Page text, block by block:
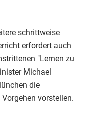
schrittweise
erfordert auch
"Lernen zu
Michael
die
vorstellen.